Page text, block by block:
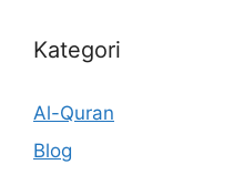
Kategori
Al-Quran
Blog